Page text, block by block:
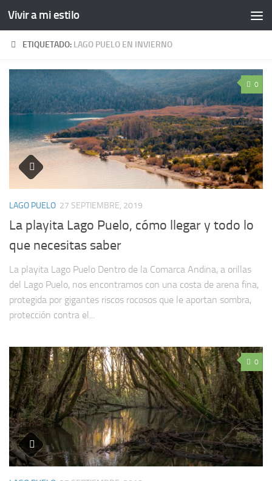
Vivir a mi estilo
ETIQUETADO: LAGO PUELO EN INVIERNO
0
LAGO PUELO 27 SEPTIEMBRE, 2019
La playita Lago Puelo, cómo llegar y todo lo
que necesitas saber
La playita Lago Puelo Dentro de la Comarca Andina, a orillas
del Lago Puelo, nos encontramos con una costa de arena fina,
protegida por gigantes riscos rocosos que le aportan sombra,
protección contra el...
0